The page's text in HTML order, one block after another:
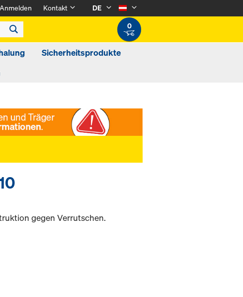
Anmelden Kontakt
DE
0
Sicherheitsprodukte
gegen Verrutschen.